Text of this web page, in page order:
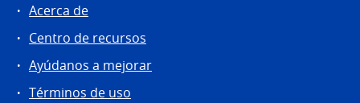
Acerca de
Centro de recursos
Ayúdanos a mejorar
Términos de uso